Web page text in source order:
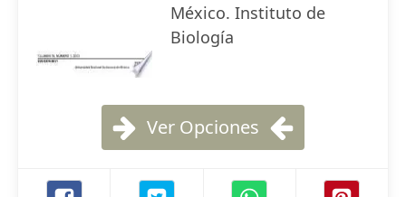
México. Instituto de
Biología
Ver Opciones